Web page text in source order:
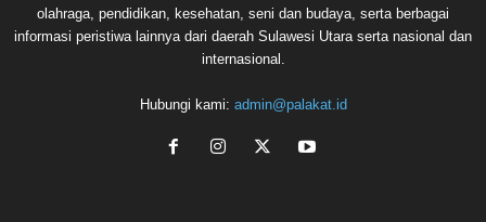
olahraga, pendidikan, kesehatan, seni dan budaya, serta berbagai
informasi peristiwa lainnya dari daerah Sulawesi Utara serta nasional dan
internasional.
Hubungi kami: admin@palakat.id